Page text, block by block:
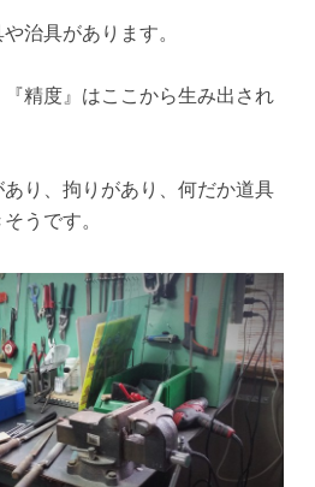
治具があります。
『精度』はここから生み出され
り、拘りがあり、何だか道具
うです。